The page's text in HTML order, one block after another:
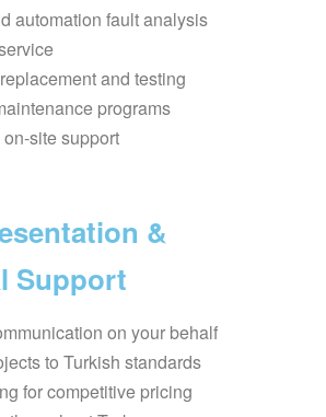
automation fault analysis
and testing
programs
site support
&
Support
on your behalf
to Turkish standards
for competitive pricing